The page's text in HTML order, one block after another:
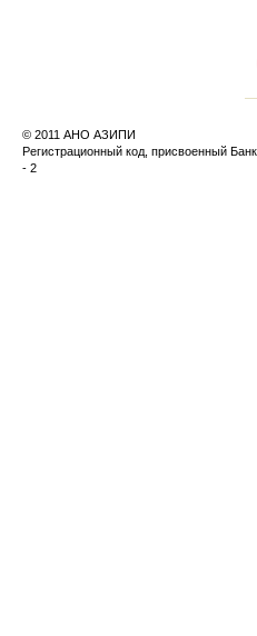
© 2011 АНО АЗИПИ
Регистрационный код, присвоенный
- 2